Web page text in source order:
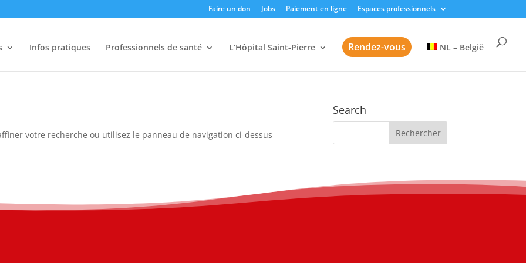
Faire un don Jobs Paiement en ligne Espaces professionnels
Infos pratiques Professionnels de santé L’Hôpital Saint-Pierre Rendez-vous NL – België
votre recherche ou utilisez le panneau de navigation ci-dessus
Search